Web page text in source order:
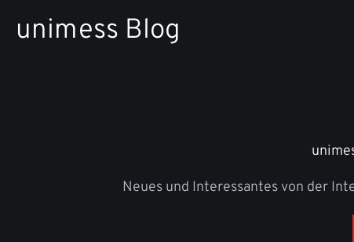
Inhaltunimess Blog
Neues und Interessantes von der